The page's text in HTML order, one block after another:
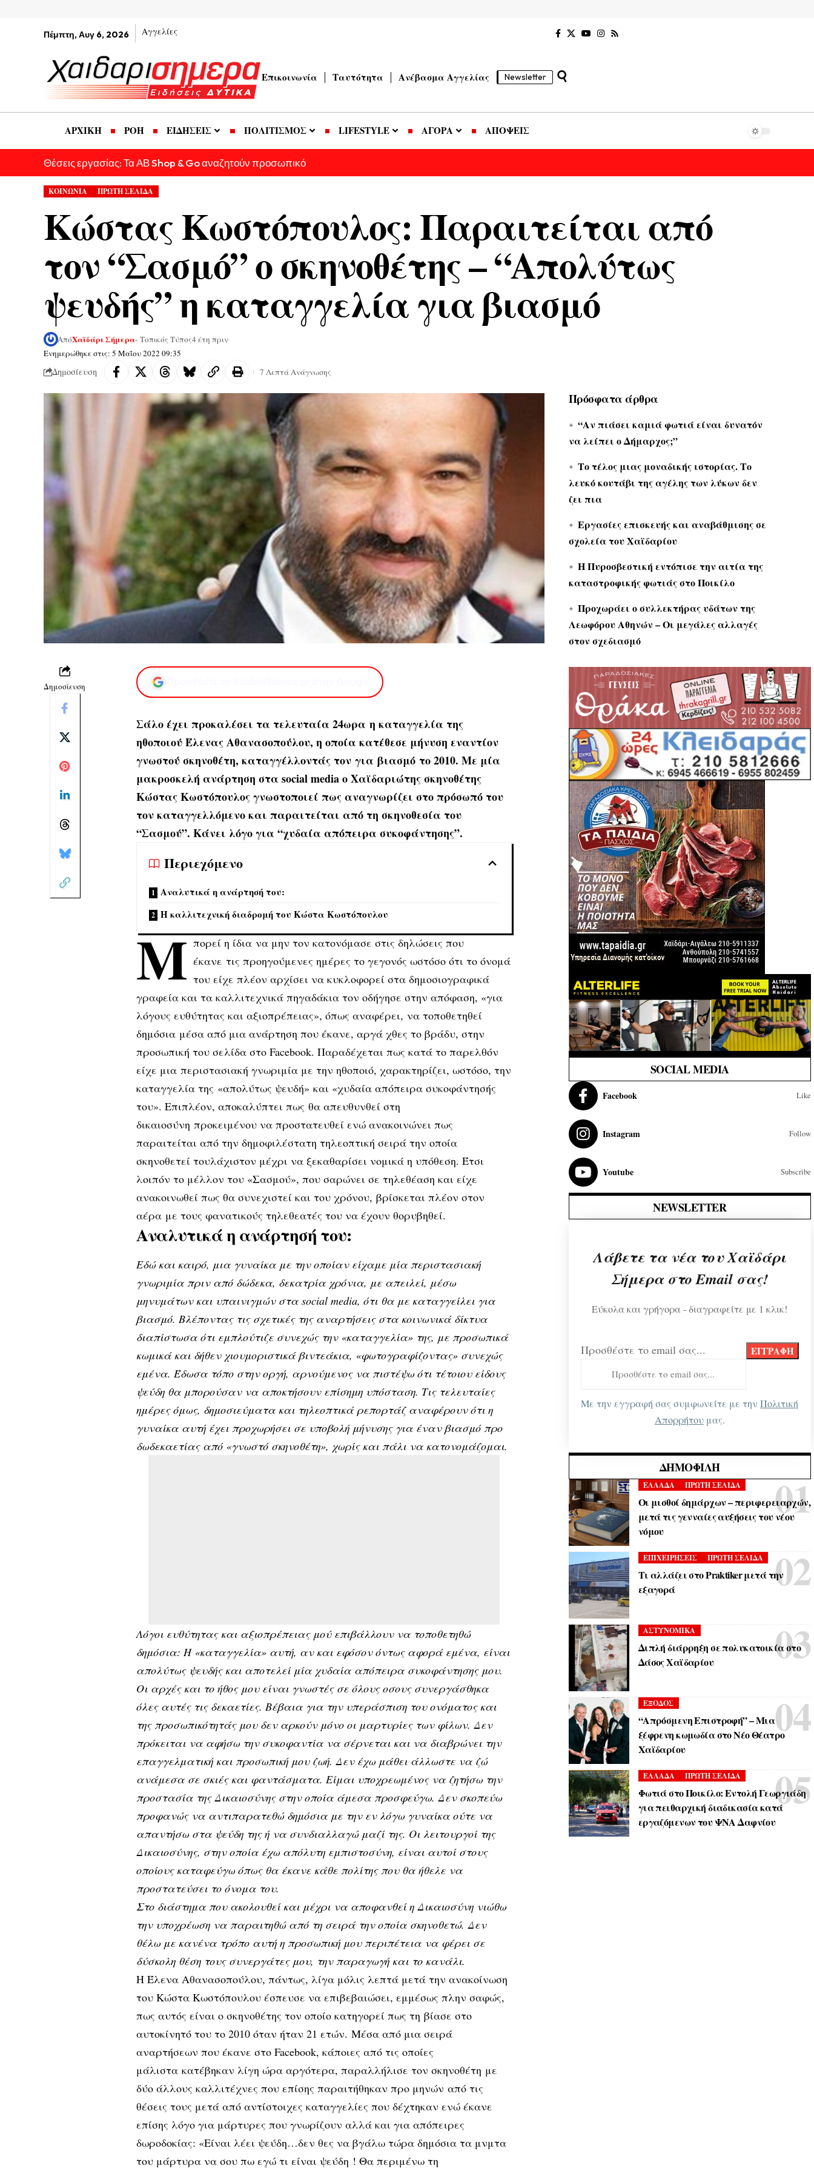
Πέμπτη, Αυγ 6, 2026 Αγγελίες
Επικοινωνία Ταυτότητα Ανέβασμα Αγγελίας Newsletter
ΑΡΧΙΚΗ ΡΟΗ ΕΙΔΗΣΕΙΣ ΠΟΛΙΤΙΣΜΟΣ LIFESTYLE ΑΓΟΡΑ ΑΠΟΨΕΙΣ
Θέσεις εργασίας: Τα ΑΒ Shop & Go αναζητούν προσωπικό
ΚΟΙΝΩΝΙΑ ΠΡΩΤΗ ΣΕΛΙΔΑ
Κώστας Κωστόπουλος: Παραιτείται από
τον “Σασμό” ο σκηνοθέτης – “Απολύτως
ψευδής” η καταγγελία για βιασμό
Ενημερώθηκε στις: 5 Μαΐου 2022 09:35
ΑπόΧαϊδάρι Σήμερα- Τοπικός Τύπος4 έτη πριν
Δημοσίευση 7 Λεπτά Ανάγνωσης
Δημοσίευση
Σάλο έχει προκαλέσει τα τελευταία 24ωρα η καταγγελία της
ηθοποιού Έλενας Αθανασοπούλου, η οποία κατέθεσε μήνυση εναντίον
γνωστού σκηνοθέτη, καταγγέλλοντάς τον για βιασμό το 2010. Με μία
μακροσκελή ανάρτηση στα social media ο Χαϊδαριώτης σκηνοθέτης
Κώστας Κωστόπουλος γνωστοποιεί πως αναγνωρίζει στο πρόσωπό του
τον καταγγελλόμενο και παραιτείται από τη σκηνοθεσία του
“Σασμού”. Κάνει λόγο για “χυδαία απόπειρα συκοφάντησης”.
Περιεχόμενο
Αναλυτικά η ανάρτησή του:
Η καλλιτεχνική διαδρομή του Κώστα Κωστόπουλου
Μ πορεί η ίδια να μην τον κατονόμασε στις δηλώσεις που
έκανε τις προηγούμενες ημέρες το γεγονός ωστόσο ότι το όνομά
του είχε πλέον αρχίσει να κυκλοφορεί στα δημοσιογραφικά
γραφεία και τα καλλιτεχνικά πηγαδάκια τον οδήγησε στην απόφαση, «για
λόγους ευθύτητας και αξιοπρέπειας», όπως αναφέρει, να τοποθετηθεί
δημόσια μέσα από μια ανάρτηση που έκανε, αργά χθες το βράδυ, στην
προσωπική του σελίδα στο Facebook. Παραδέχεται πως κατά το παρελθόν
είχε μια περιστασιακή γνωριμία με την ηθοποιό, χαρακτηρίζει, ωστόσο, την
καταγγελία της «απολύτως ψευδή» και «χυδαία απόπειρα συκοφάντησής
του». Επιπλέον, αποκαλύπτει πως θα απευθυνθεί στη
δικαιοσύνη προκειμένου να προστατευθεί ενώ ανακοινώνει πως
παραιτείται από την δημοφιλέστατη τηλεοπτική σειρά την οποία
σκηνοθετεί τουλάχιστον μέχρι να ξεκαθαρίσει νομικά η υπόθεση. Έτσι
λοιπόν το μέλλον του «Σασμού», που σαρώνει σε τηλεθέαση και είχε
ανακοινωθεί πως θα συνεχιστεί και του χρόνου, βρίσκεται πλέον στον
αέρα με τους φανατικούς τηλεθεατές του να έχουν θορυβηθεί.
Αναλυτικά η ανάρτησή του:
Εδώ και καιρό, μια γυναίκα με την οποίαν είχαμε μία περιστασιακή
γνωριμία πριν από δώδεκα, δεκατρία χρόνια, με απειλεί, μέσω
μηνυμάτων και υπαινιγμών στα social media, ότι θα με καταγγείλει για
βιασμό. Βλέποντας τις σχετικές της αναρτήσεις στα κοινωνικά δίκτυα
διαπίστωσα ότι εμπλούτιζε συνεχώς την «καταγγελία» της, με προσωπικά
κωμικά και δήθεν χιουμοριστικά βιντεάκια, «φωτογραφίζοντας» συνεχώς
εμένα. Έδωσα τόπο στην οργή, αρνούμενος να πιστέψω ότι τέτοιου είδους
ψεύδη θα μπορούσαν να αποκτήσουν επίσημη υπόσταση. Τις τελευταίες
ημέρες όμως, δημοσιεύματα και τηλεοπτικά ρεπορτάζ αναφέρουν ότι η
γυναίκα αυτή έχει προχωρήσει σε υποβολή μήνυσης για έναν βιασμό προ
δωδεκαετίας από «γνωστό σκηνοθέτη», χωρίς και πάλι να κατονομάζομαι.
Λόγοι ευθύτητας και αξιοπρέπειας μού επιβάλλουν να τοποθετηθώ
δημόσια: Η «καταγγελία» αυτή, αν και εφόσον όντως αφορά εμένα, είναι
απολύτως ψευδής και αποτελεί μία χυδαία απόπειρα συκοφάντησης μου.
Οι αρχές και το ήθος μου είναι γνωστές σε όλους οσους συνεργάσθηκα
όλες αυτές τις δεκαετίες. Βέβαια για την υπεράσπιση του ονόματος και
της προσωπικότητάς μου δεν αρκούν μόνο οι μαρτυρίες των φίλων. Δεν
πρόκειται να αφήσω την συκοφαντία να σέρνεται και να διαβρώνει την
επαγγελματική και προσωπική μου ζωή. Δεν έχω μάθει άλλωστε να ζώ
ανάμεσα σε σκιές και φαντάσματα. Είμαι υποχρεωμένος να ζητήσω την
προστασία της Δικαιοσύνης στην οποία άμεσα προσφεύγω. Δεν σκοπεύω
προφανώς να αντιπαρατεθώ δημόσια με την εν λόγω γυναίκα ούτε να
απαντήσω στα ψεύδη της ή να συνδιαλλαγώ μαζί της. Οι λειτουργοί της
Δικαιοσύνης, στην οποία έχω απόλυτη εμπιστοσύνη, είναι αυτοί στους
οποίους καταφεύγω όπως θα έκανε κάθε πολίτης που θα ήθελε να
προστατεύσει το όνομα του.
Στο διάστημα που ακολουθεί και μέχρι να αποφανθεί η Δικαιοσύνη νιώθω
την υποχρέωση να παραιτηθώ από τη σειρά την οποία σκηνοθετώ. Δεν
θέλω με κανένα τρόπο αυτή η προσωπική μου περιπέτεια να φέρει σε
δύσκολη θέση τους συνεργάτες μου, την παραγωγή και το κανάλι.
Η Έλενα Αθανασοπούλου, πάντως, λίγα μόλις λεπτά μετά την ανακοίνωση
του Κώστα Κωστόπουλου έσπευσε να επιβεβαιώσει, εμμέσως πλην σαφώς,
πως αυτός είναι ο σκηνοθέτης τον οποίο κατηγορεί πως τη βίασε στο
αυτοκίνητό του το 2010 όταν ήταν 21 ετών. Μέσα από μια σειρά
αναρτήσεων που έκανε στο Facebook, κάποιες από τις οποίες
μάλιστα κατέβηκαν λίγη ώρα αργότερα, παραλλήλισε τον σκηνοθέτη με
δύο άλλους καλλιτέχνες που επίσης παραιτήθηκαν προ μηνών από τις
θέσεις τους μετά από αντίστοιχες καταγγελίες που δέχτηκαν ενώ έκανε
επίσης λόγο για μάρτυρες που γνωρίζουν αλλά και για απόπειρες
δωροδοκίας: «Είναι λέει ψεύδη…δεν θες να βγάλω τώρα δημόσια τα μνμτα
του μάρτυρα να σου πω εγώ τι είναι ψεύδη ! Θα περιμένω τη
Πρόσφατα άρθρα
“Αν πιάσει καμιά φωτιά είναι δυνατόν
να λείπει ο Δήμαρχος;”
Το τέλος μιας μοναδικής ιστορίας. Το
λευκό κουτάβι της αγέλης των λύκων δεν
ζει πια
Εργασίες επισκευής και αναβάθμισης σε
σχολεία του Χαϊδαρίου
Η Πυροσβεστική εντόπισε την αιτία της
καταστροφικής φωτιάς στο Ποικίλο
Προχωράει ο συλλεκτήρας υδάτων της
Λεωφόρου Αθηνών – Οι μεγάλες αλλαγές
στον σχεδιασμό
SOCIAL MEDIA
Facebook Like
Instagram Follow
Youtube Subscribe
NEWSLETTER
Λάβετε τα νέα του Χαϊδάρι
Σήμερα στο Email σας!
Εύκολα και γρήγορα - διαγραφείτε με 1 κλικ!
Προσθέστε το email σας...
Με την εγγραφή σας συμφωνείτε με τηνΠολιτική
Απορρήτουμας.
ΔΗΜΟΦΙΛΉ
ΕΛΛΑΔΑ ΠΡΩΤΗ ΣΕΛΙΔΑ
Οι μισθοί δημάρχων – περιφερειαρχών,
μετά τις γενναίες αυξήσεις του νέου
νόμου
ΕΠΙΧΕΙΡΗΣΕΙΣ ΠΡΩΤΗ ΣΕΛΙΔΑ
Τι αλλάζει στο Praktiker μετά την
εξαγορά
ΑΣΤΥΝΟΜΙΚΑ
Διπλή διάρρηξη σε πολυκατοικία στο
Δάσος Χαϊδαρίου
ΕΞΟΔΟΣ
“Απρόσμενη Επιστροφή” – Μια
ξέφρενη κωμωδία στο Νέο Θέατρο
Χαϊδαρίου
ΕΛΛΑΔΑ ΠΡΩΤΗ ΣΕΛΙΔΑ
Φωτιά στο Ποικίλο: Εντολή Γεωργιάδη
για πειθαρχική διαδικασία κατά
εργαζόμενων του ΨΝΑ Δαφνίου